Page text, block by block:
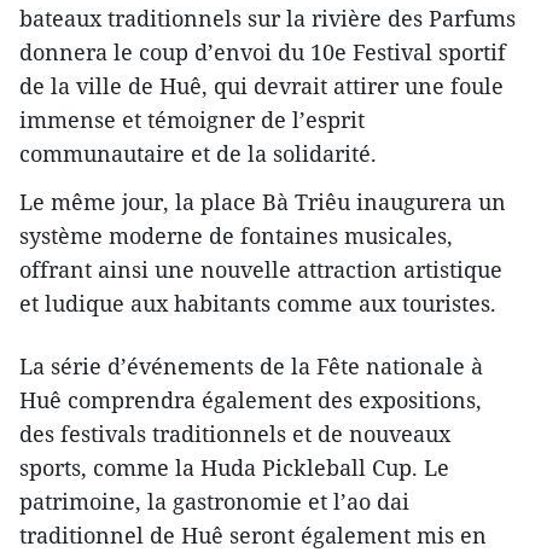
bateaux traditionnels sur la rivière des Parfums
donnera le coup d’envoi du 10e Festival sportif
de la ville de Huê, qui devrait attirer une foule
immense et témoigner de l’esprit
communautaire et de la solidarité.
Le même jour, la place Bà Triêu inaugurera un
système moderne de fontaines musicales,
offrant ainsi une nouvelle attraction artistique
et ludique aux habitants comme aux touristes.
La série d’événements de la Fête nationale à
Huê comprendra également des expositions,
des festivals traditionnels et de nouveaux
sports, comme la Huda Pickleball Cup. Le
patrimoine, la gastronomie et l’ao dai
traditionnel de Huê seront également mis en